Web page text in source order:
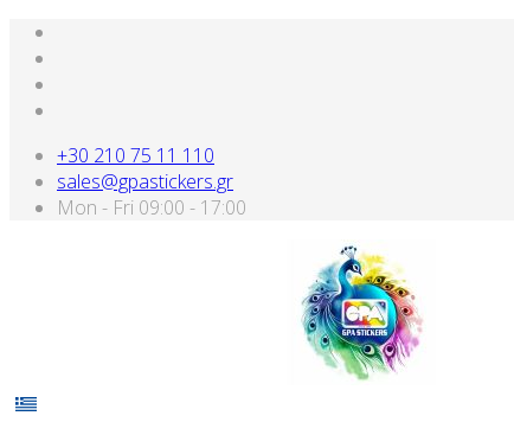
+30 210 75 11 110
sales@gpastickers.gr
Mon - Fri 09:00 - 17:00